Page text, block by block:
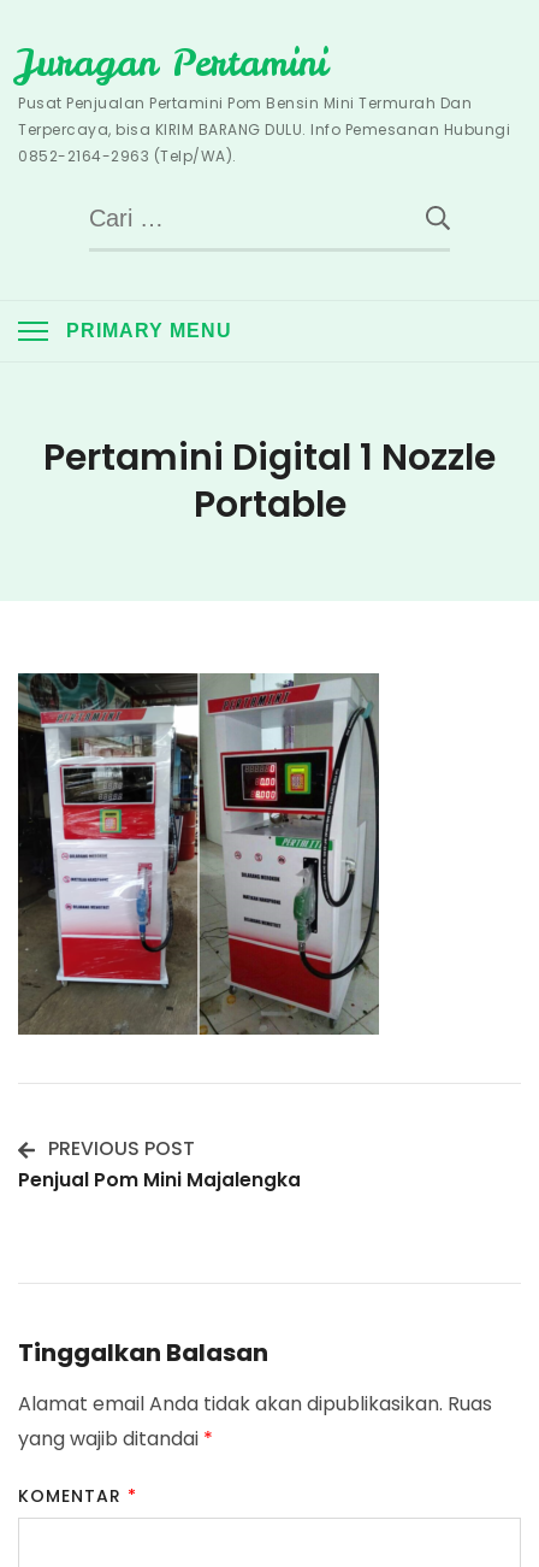
to
content
Juragan Pertamini
Pusat Penjualan Pertamini Pom Bensin Mini Termurah Dan
Terpercaya, bisa KIRIM BARANG DULU. Info Pemesanan Hubungi
0852-2164-2963 (Telp/WA).
Cari
untuk:
PRIMARY MENU
Pertamini Digital 1 Nozzle
Portable
Post
PREVIOUS POST
Penjual Pom Mini Majalengka
Tinggalkan Balasan
Alamat email Anda tidak akan dipublikasikan. Ruas
yang wajib ditandai *
KOMENTAR *